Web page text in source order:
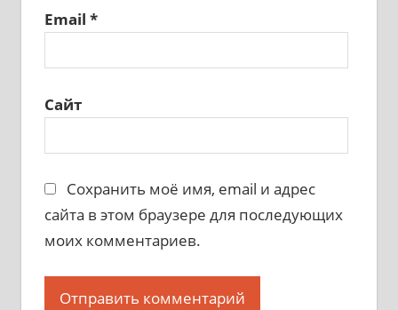
Email *
Сайт
Сохранить моё имя, email и адрес
сайта в этом браузере для последующих
моих комментариев.